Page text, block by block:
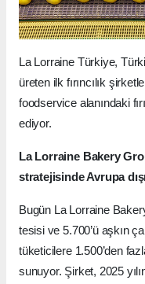
La Lorraine Türkiye,
üreten ilk fırıncılık
foodservice alanındaki
ediyor.
La Lorraine Bakery
stratejisinde Avrupa
Bugün La Lorraine
tesisi ve 5.700’ü aşkın
tüketicilere 1.500’den
sunuyor. Şirket, 2025